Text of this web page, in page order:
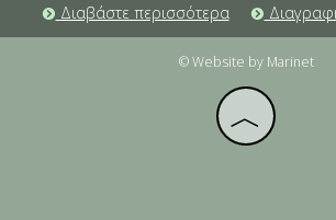
Διαβάστε περισσότερα
© Website by Marinet
︿